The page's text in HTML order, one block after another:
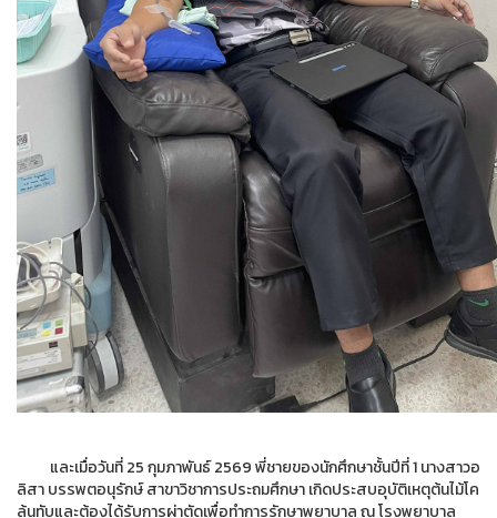
และเมื่อวันที่ 25 กุมภาพันธ์ 2569 พี่ชายของนักศึกษาชั้นปีที่ 1 นางสาวอ
ลิสา บรรพตอนุรักษ์ สาขาวิชาการประถมศึกษา เกิดประสบอุบัติเหตุต้นไม้โค
ล้นทับและต้องได้รับการผ่าตัดเพื่อทำการรักษาพยาบาล ณ โรงพยาบาล